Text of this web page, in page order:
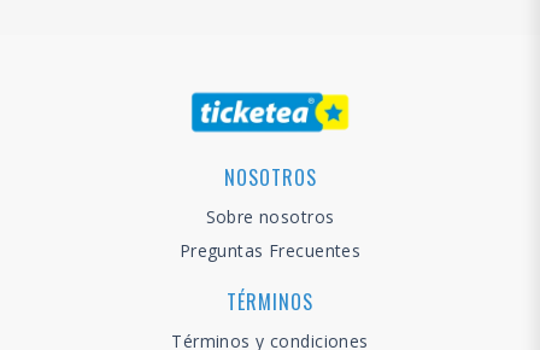
NOSOTROS
Sobre nosotros
Preguntas Frecuentes
TÉRMINOS
Términos y condiciones